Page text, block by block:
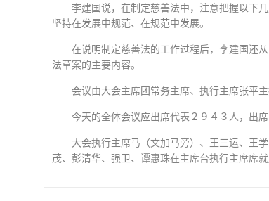
李建国说，在制定慈善法中，注意把握以下
坚持在发展中规范、在规范中发展。
在说明制定慈善法的工作过程后，李建国还
法草案的主要内容。
会议由大会主席团常务主席、执行主席张平主
今天的全体会议应出席代表２９４３人，出
大会执行主席马（文加马旁）、王三运、王
茂、彭清华、强卫、谭惠珠在主席台执行主席席就